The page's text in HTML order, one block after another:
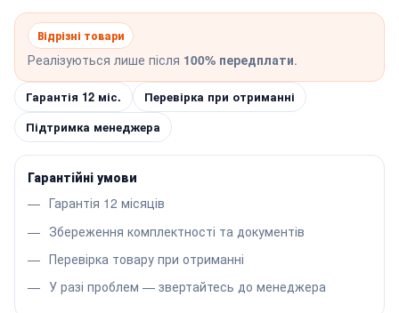
Відрізні товари
Реалізуються лише після 100% передплати.
Гарантія 12 міс.
Перевірка при отриманні
Підтримка менеджера
Гарантійні умови
Гарантія 12 місяців
Збереження комплектності та документів
Перевірка товару при отриманні
У разі проблем — звертайтесь до менеджера